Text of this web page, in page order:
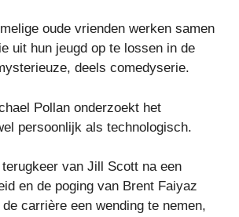
oude vrienden werken samen
uit hun jeugd op te lossen in de
deels comedyserie.
Pollan onderzoekt het
persoonlijk als technologisch.
terugkeer van Jill Scott na een
en de poging van Brent Faiyaz
carrière een wending te nemen,